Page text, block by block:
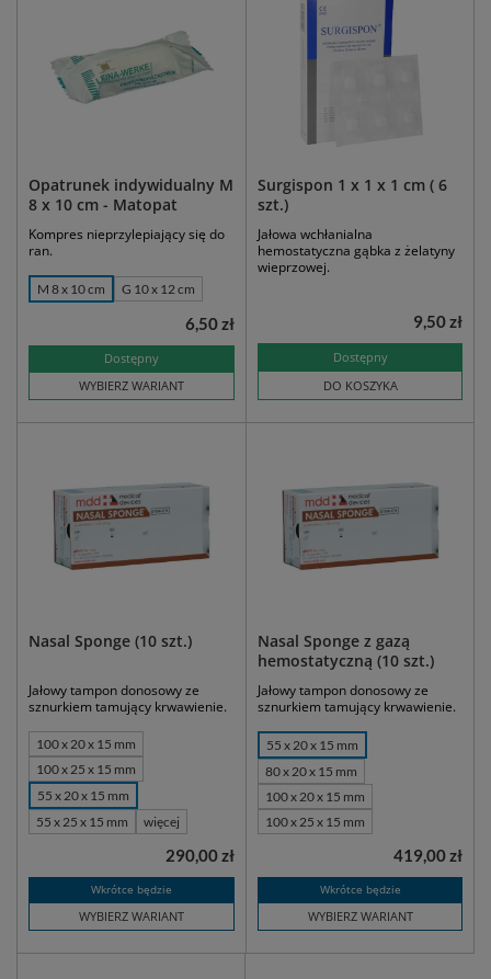
Opatrunek indywidualny M
8 x 10 cm - Matopat
Kompres nieprzylepiający się do
ran.
M 8 x 10 cm G 10 x 12 cm
Dostępny
WYBIERZ WARIANT
6,50 zł
Surgispon 1 x 1 x 1 cm ( 6
szt.)
Jałowa wchłanialna
hemostatyczna gąbka z żelatyny
wieprzowej.
Dostępny
DO KOSZYKA
9,50 zł
Nasal Sponge (10 szt.)
Jałowy tampon donosowy ze
sznurkiem tamujący krwawienie.
100 x 20 x 15 mm
100 x 25 x 15 mm
55 x 20 x 15 mm
55 x 25 x 15 mm
więcej
Wkrótce będzie
WYBIERZ WARIANT
290,00 zł
Nasal Sponge z gazą
hemostatyczną (10 szt.)
Jałowy tampon donosowy ze
sznurkiem tamujący krwawienie.
55 x 20 x 15 mm
80 x 20 x 15 mm
100 x 20 x 15 mm
100 x 25 x 15 mm
Wkrótce będzie
WYBIERZ WARIANT
419,00 zł